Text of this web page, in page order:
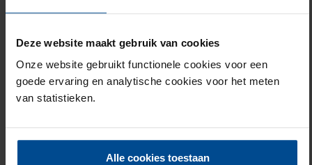
Deze website maakt gebruik van cookies
Onze website gebruikt functionele cookies voor een
goede ervaring en analytische cookies voor het meten
van statistieken.
Alle cookies toestaan
22 september, 29 september, 6 oktober, 13
Trainer:André en Karin
De cursus is gratis. Inwoners uit de
gemeente Tilburg kunnen zich hiervoor